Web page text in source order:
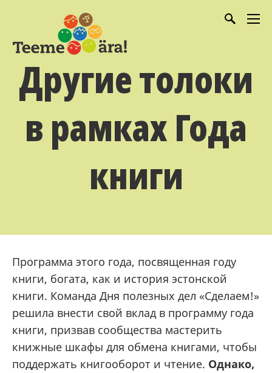
Другие толоки
в рамках Года
книги
Программа этого года, посвященная году
книги, богата, как и история эстонской
книги. Команда Дня полезных дел «Сделаем!»
решила внести свой вклад в программу года
книги, призвав сообщества мастерить
книжные шкафы для обмена книгами, чтобы
поддержать книгооборот и чтение. Однако,